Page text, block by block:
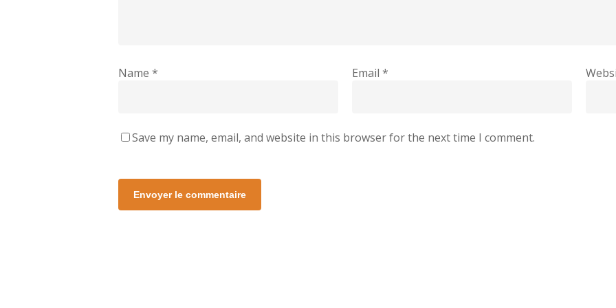
Name * Email *
Save my name, email, and website in this browser for the next time I comment.